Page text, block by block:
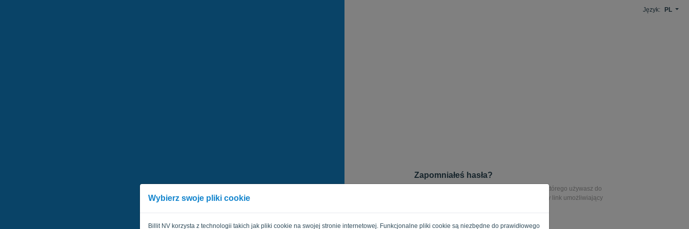
Wybierz swoje pliki cookie
Billit NV korzysta z technologii takich jak pliki cookie na swojej stronie internetowej. Funkcjonalne pliki cookie są niezbędne do prawidłowego
Język: PL
Zapomniałeś hasła?
Aby zresetować hasło, wprowadź adres e-mail, którego używasz do
logowania. Na ten adres e-mail zostanie wysłany link umożliwiający
E-mail